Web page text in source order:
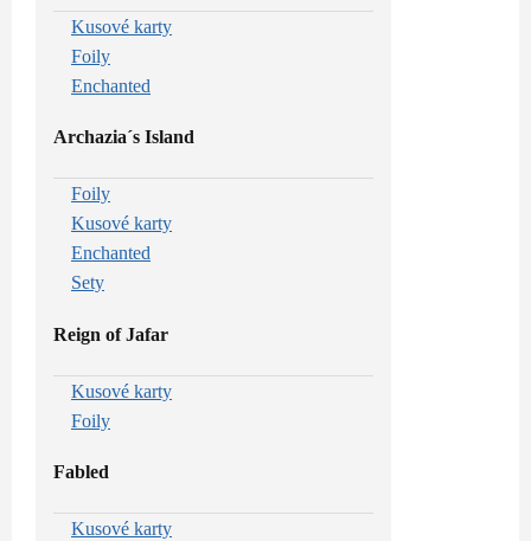
Kusové karty
Foily
Enchanted
Archazia´s Island
Foily
Kusové karty
Enchanted
Sety
Reign of Jafar
Kusové karty
Foily
Fabled
Kusové karty